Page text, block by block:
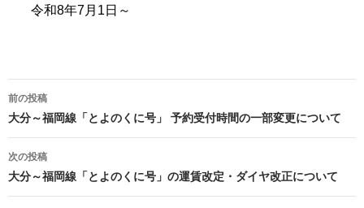
令和8年7月1日～
投
稿
ナ
ビ
前の投稿
大分～福岡線「とよのくに号」 予約受付時間の一部変更について
次の投稿
大分～福岡線「とよのくに号」の運賃改定・ダイヤ改正について